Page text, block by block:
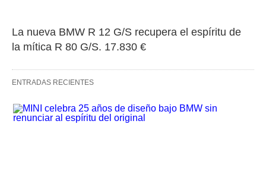
La nueva BMW R 12 G/S recupera el espíritu de
la mítica R 80 G/S. 17.830 €
ENTRADAS RECIENTES